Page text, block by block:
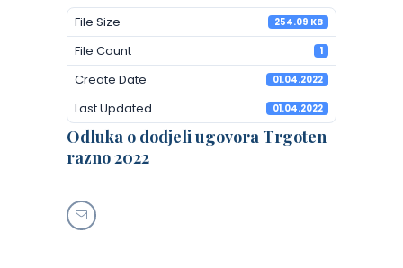
File Size 254.09 KB
File Count 1
Create Date 01.04.2022
Last Updated 01.04.2022
Odluka o dodjeli ugovora Trgoten
razno 2022